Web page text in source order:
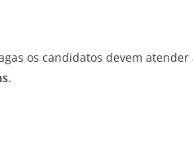
os candidatos devem
.